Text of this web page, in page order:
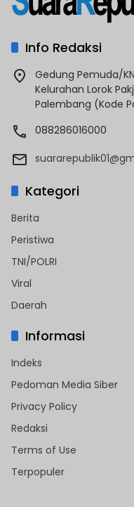
Info Redaksi
Gedung Pemuda/
Kelurahan Lorok
Palembang (Kode
088286016000
Kategori
Berita
Peristiwa
TNI/POLRI
Viral
Daerah
Informasi
Indeks
Pedoman Media Siber
Privacy Policy
Redaksi
Terms of Use
Terpopuler